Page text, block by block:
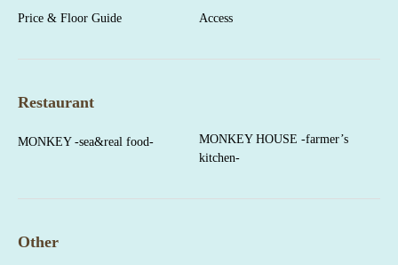
Price & Floor Guide Access
Restaurant
MONKEY -sea&real food-
MONKEY HOUSE -farmer’s
kitchen-
Other